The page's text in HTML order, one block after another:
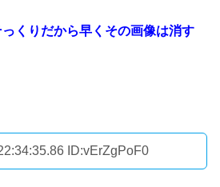
くりだから早くその画像は消す
ID:vErZgPoF0